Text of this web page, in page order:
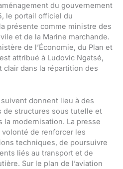
du gouvernement
le portail officiel du
présente comme ministre des
et de la Marine marchande.
de l’Économie, du Plan et
attribué à Ludovic Ngatsé,
clair dans la répartition des
donnent lieu à des
de structures sous tutelle et
modernisation. La presse
de renforcer les
techniques, de poursuivre
liés au transport et de
Sur le plan de l’aviation